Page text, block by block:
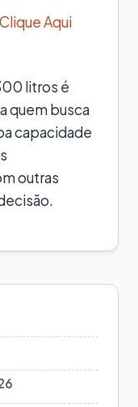
Clique Aqui
litros é
quem busca
capacidade
outras